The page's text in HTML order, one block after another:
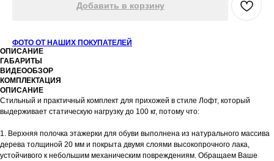
Добавить в корзину
ФОТО ОТ НАШИХ ПОКУПАТЕЛЕЙ
ОПИСАНИЕ
ГАБАРИТЫ
ВИДЕООБЗОР
КОМПЛЕКТАЦИЯ
ОПИСАНИЕ
Стильный и практичный комплект для прихожей в стиле Лофт, который
выдерживает статическую нагрузку до 100 кг, потому что:
1. Верхняя полочка этажерки для обуви выполнена из натурального массива
дерева толщиной 20 мм и покрыта двумя слоями высокопрочного лака,
устойчивого к небольшим механическим повреждениям. Обращаем Ваше